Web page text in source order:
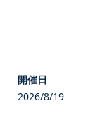
2026/8/19